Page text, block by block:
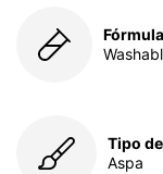
Tipo
Aspa